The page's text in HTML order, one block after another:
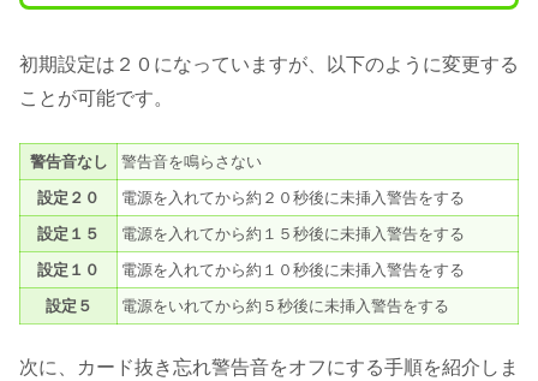
初期設定は２０になっていますが、以下のように変更する
ことが可能です。
警告音なし
警告音を鳴らさない
設定２０
電源を入れてから約２０秒後に未挿入警告をする
設定１５
電源を入れてから約１５秒後に未挿入警告をする
設定１０
電源を入れてから約１０秒後に未挿入警告をする
設定５
電源をいれてから約５秒後に未挿入警告をする
次に、カード抜き忘れ警告音をオフにする手順を紹介しま